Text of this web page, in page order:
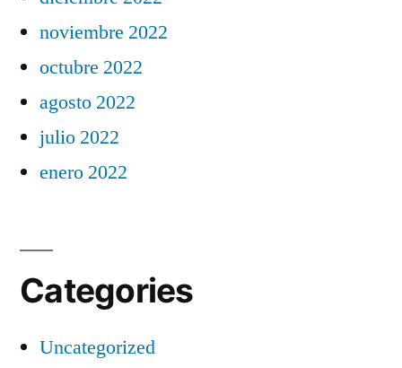
noviembre 2022
octubre 2022
agosto 2022
julio 2022
enero 2022
Categories
Uncategorized